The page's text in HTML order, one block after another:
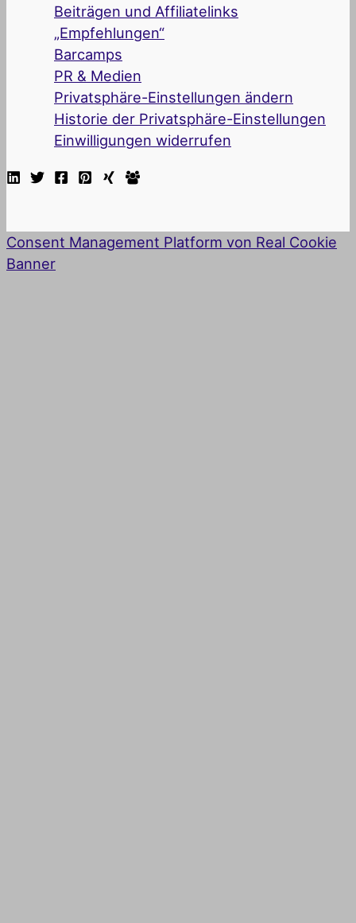
Beiträgen und Affiliatelinks
„Empfehlungen“
Barcamps
PR & Medien
Privatsphäre-Einstellungen ändern
Historie der Privatsphäre-Einstellungen
Einwilligungen widerrufen
Consent Management Platform von Real Cookie
Banner